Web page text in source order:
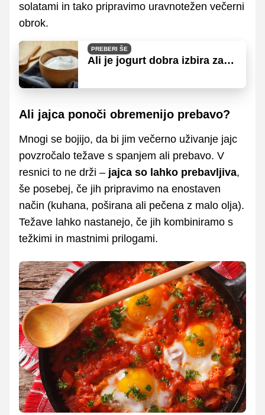
solatami in tako pripravimo uravnotežen večerni
obrok.
PREBERI ŠE
Ali je jogurt dobra izbira za
Ali jajca ponoči obremenijo prebavo?
Mnogi se bojijo, da bi jim večerno uživanje jajc
povzročalo težave s spanjem ali prebavo. V
resnici to ne drži – jajca so lahko prebavljiva,
še posebej, če jih pripravimo na enostaven
način (kuhana, poširana ali pečena z malo olja).
Težave lahko nastanejo, če jih kombiniramo s
težkimi in mastnimi prilogami.